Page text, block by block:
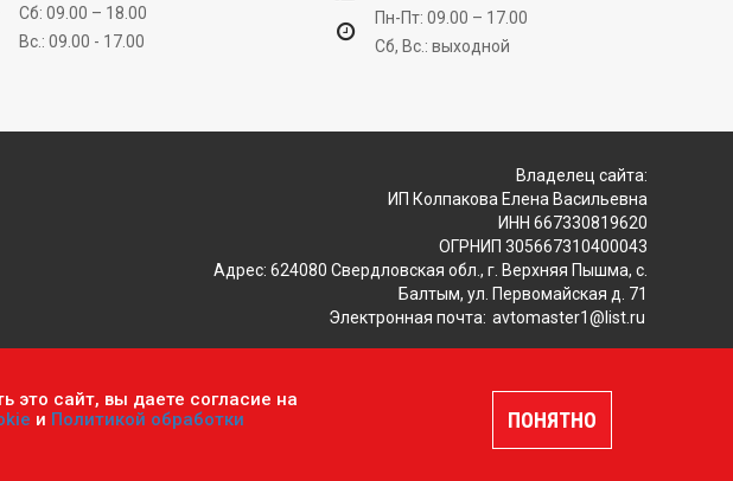
Сб: 09.00 – 18.00
Вс.: 09.00 - 17.00
Пн-Пт: 09.00 – 17.00
Сб, Вс.: выходной
Владелец сайта:
ИП Колпакова Елена Васильевна
ИНН 667330819620
ОГРНИП 305667310400043
Адрес: 624080 Свердловская обл., г. Верхняя Пышма, с.
Балтым, ул. Первомайская д. 71
Электронная почта: avtomaster1@list.ru
условиях не является публичной офертой, определяемой положениями
Пользовательское соглашение
это сайт, вы даете согласие на
и Политикой обработки
ПОНЯТНО